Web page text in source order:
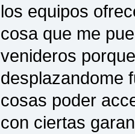
los equipos
cosa que me
venideros
desplazandome
cosas poder
con ciertas